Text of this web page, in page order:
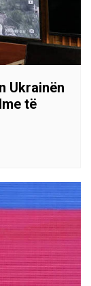
Ukrainën
të